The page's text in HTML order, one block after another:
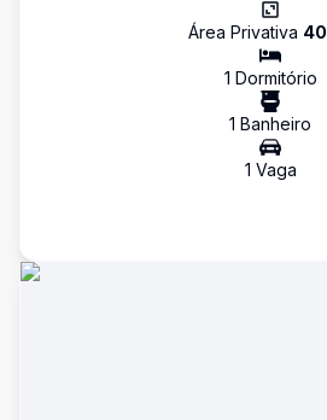
Área Privativa 40
1 Dormitório
1 Banheiro
1 Vaga